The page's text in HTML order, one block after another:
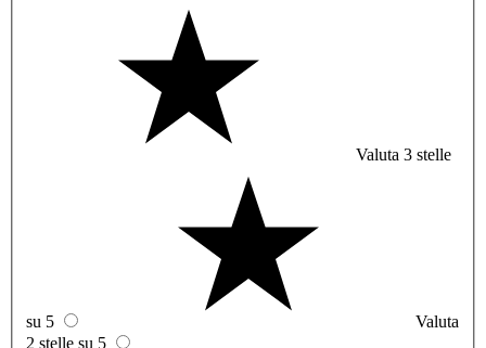
Valuta 3 stelle
su 5
Valuta
2 stelle su 5